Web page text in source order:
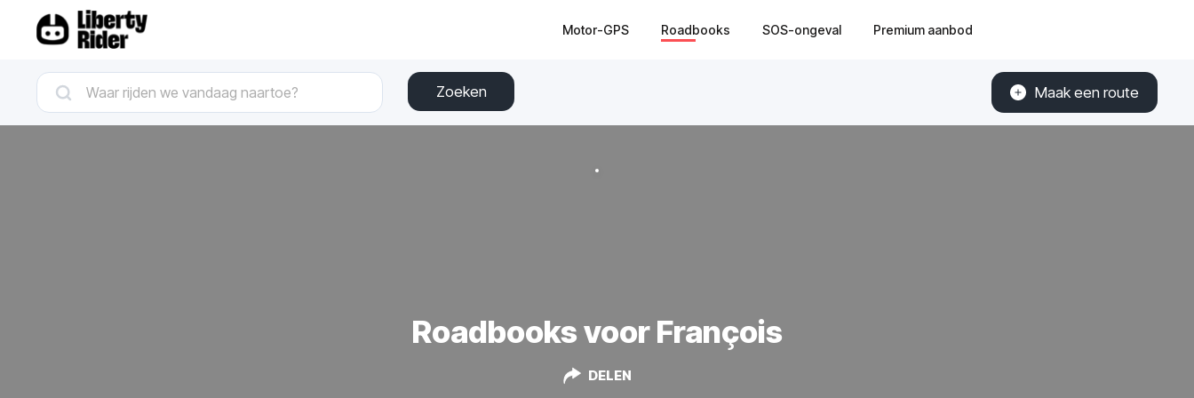
Motor-GPS Roadbooks SOS-ongeval Premium aanbod
Zoeken Maak een route
Roadbooks voor François
DELEN